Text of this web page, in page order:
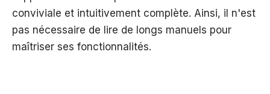
conviviale et intuitivement complète. Ainsi, il n'est
pas nécessaire de lire de longs manuels pour
maîtriser ses fonctionnalités.